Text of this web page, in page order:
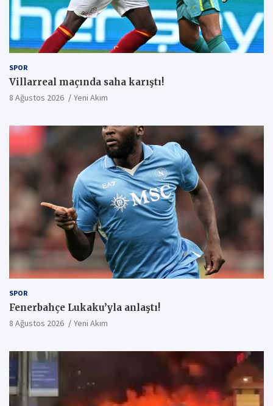
SPOR
Villarreal maçında saha karıştı!
8 Ağustos 2026 Yeni Akım
SPOR
Fenerbahçe Lukaku’yla anlaştı!
8 Ağustos 2026 Yeni Akım